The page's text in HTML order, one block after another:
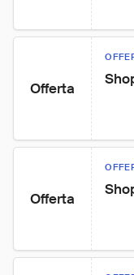
Offerta
Offerta